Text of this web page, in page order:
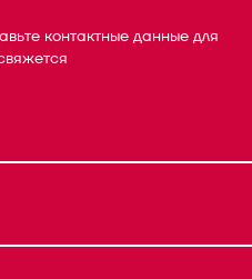
контактные данные для